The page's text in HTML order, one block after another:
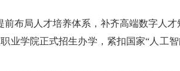
布局人才培养体系，补齐高端数字人
业学院正式招生办学，紧扣国家“人